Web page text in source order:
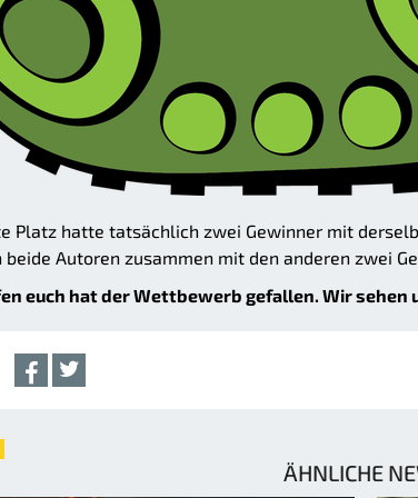
Platz hatte tatsächlich zwei Gewinner mit
Autoren zusammen mit den anderen zwei
euch hat der Wettbewerb gefallen. Wir sehen
ÄHNLICHE